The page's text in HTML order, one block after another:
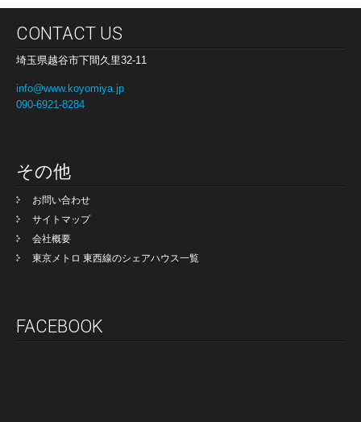
CONTACT US
埼玉県越谷市下間久里32-11
info@www.koyomiya.jp
090-6921-8284
その他
お問い合わせ
サイトマップ
会社概要
東京メトロ 東西線のシェアハウス一覧
FACEBOOK